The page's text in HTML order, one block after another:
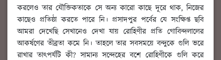
করলেও তার যৌক্তিকতাকে সে অন্য কারো কাছে দূরে থাক, নিজের
কাছেও প্রতিষ্ঠা করতে পারে নি। প্রসাদপুর পর্বের যে সংক্ষিপ্ত ছবি
আমরা দেখেছি সেখানেও দেখা যায় রোহিণীর প্রতি গোবিন্দলালের
আকর্ষণের তীব্রতা কমে নি। তাহলে তার সবসময়ে বন্দুকে গুলি ভরে
রাখার তাৎপর্যটি কী? সামান্য সন্দেহের বশে রোহিণীকে গুলি করে